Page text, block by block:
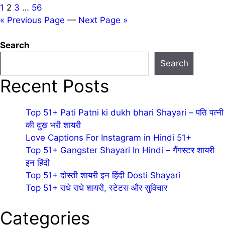
Posts
pagination
1 2 3 … 56
« Previous Page — Next Page »
Search
Search
Recent Posts
Top 51+ Pati Patni ki dukh bhari Shayari – पति पत्नी
की दुख भरी शायरी
Love Captions For Instagram in Hindi 51+
Top 51+ Gangster Shayari In Hindi – गैंगस्टर शायरी
इन हिंदी
Top 51+ दोस्ती शायरी इन हिंदी Dosti Shayari
Top 51+ राधे राधे शायरी, स्टेटस और सुविचार
Categories